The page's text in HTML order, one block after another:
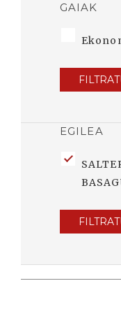
GAIAK
EGILEA